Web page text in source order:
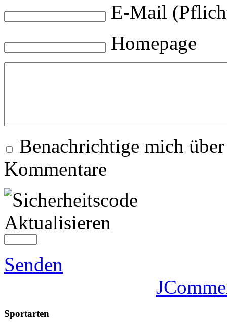
E-Mail
Homepage
Benachrichtige mich
Kommentare
Aktualisieren
Senden
Sportarten